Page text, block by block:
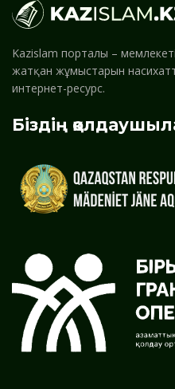
Kazislam порталы –
жатқан жұмыстарын
интернет-ресурс.
Біздің